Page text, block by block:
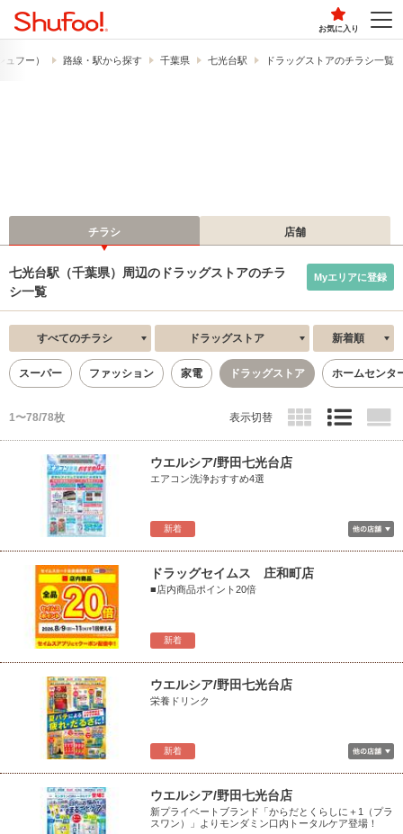
お気に入り
フー） 路線・駅から探す 千葉県 七光台駅 ドラッグストアのチラシ一覧
チラシ 店舗
七光台駅（千葉県）周辺のドラッグストアのチラ
シ一覧
Myエリアに登録
すべてのチラシ ドラッグストア 新着順
スーパー ファッション 家電 ドラッグストア ホームセンタ
1〜78/78枚 表示切替
新着
ウエルシア/野田七光台店
エアコン洗浄おすすめ4選
新着
ドラッグセイムス 庄和町店
■店内商品ポイント20倍
新着
ウエルシア/野田七光台店
栄養ドリンク
ウエルシア/野田七光台店
新プライベートブランド「からだとくらしに＋1（プラ
スワン）」よりモンダミン口内トータルケア登場！